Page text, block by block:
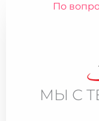
По
МЫ С